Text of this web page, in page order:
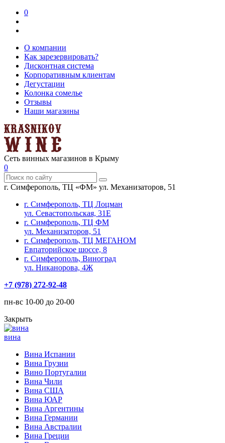
0
О компании
Как зарезервировать?
Дисконтная система
Корпоративным клиентам
Дегустации
Колонка сомелье
Отзывы
Наши магазины
Сеть винных магазинов в Крыму
0
г. Симферополь, ТЦ «ФМ» ул. Механизаторов, 51
г. Симферополь, ТЦ Лоцман
ул. Севастопольская, 31Е
г. Симферополь, ТЦ ФМ
ул. Механизаторов, 51
г. Симферополь, ТЦ МЕГАНОМ
Евпаторийское шоссе, 8
г. Симферополь, Виноград
ул. Никанорова, 4Ж
+7 (978) 272-92-48
пн-вс 10-00 до 20-00
Закрыть
вина
Вина Испании
Вина Грузии
Вино Португалии
Вина Чили
Вина США
Вина ЮАР
Вина Аргентины
Вина Германии
Вина Австралии
Вина Греции